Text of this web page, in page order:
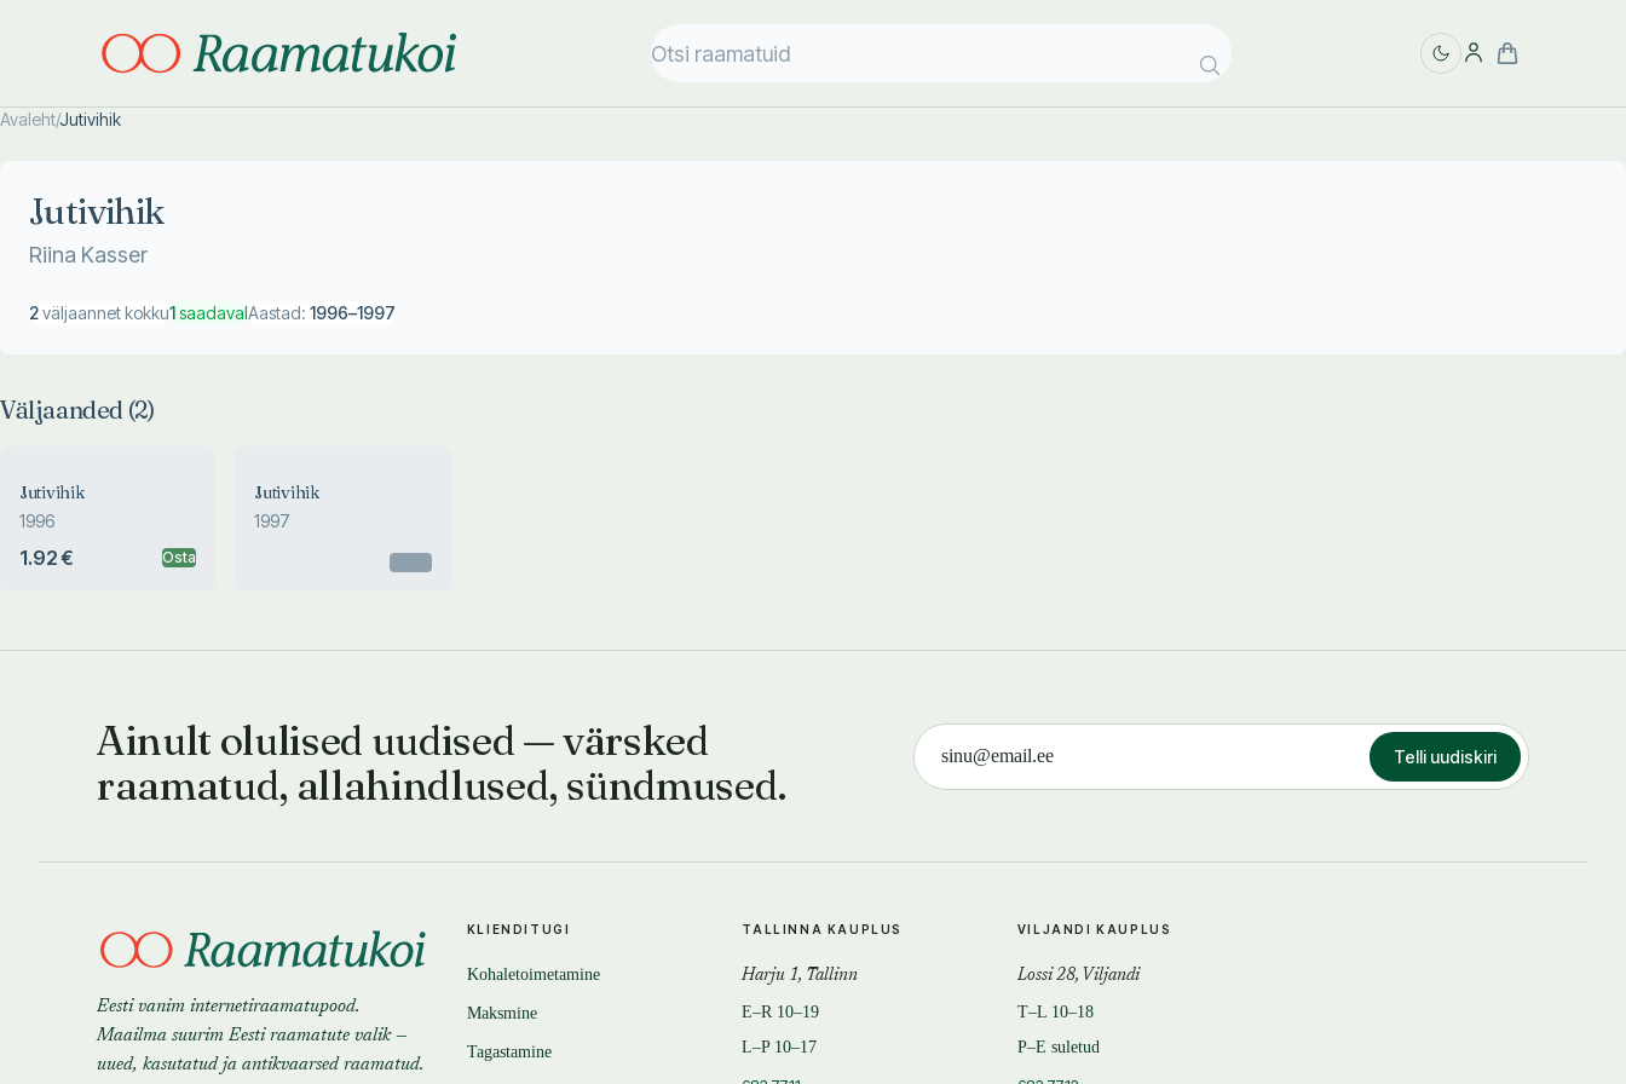
Avaleht/Jutivihik
Jutivihik
Riina Kasser
2väljaannet kokku1saadavalAastad: 1996–1997
Väljaanded (2)
Jutivihik
1996
1.92 € Osta
Jutivihik
1997
Ainult olulised uudised — värsked
raamatud, allahindlused, sündmused.
Telli uudiskiri
Eesti vanim internetiraamatupood.
Maailma suurim Eesti raamatute valik —
uued, kasutatud ja antikvaarsed raamatud.
KLIENDITUGI
Kohaletoimetamine
Maksmine
Tagastamine
TALLINNA KAUPLUS
Harju 1, Tallinn
E–R 10–19
L–P 10–17
VILJANDI KAUPLUS
Lossi 28, Viljandi
T–L 10–18
P–E suletud